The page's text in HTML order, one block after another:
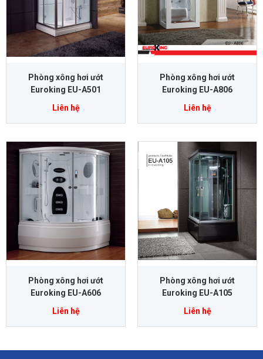
Phòng xông hơi ướt
Euroking EU-A501
Liên hệ
Phòng xông hơi ướt
Euroking EU-A806
Liên hệ
Phòng xông hơi ướt
Euroking EU-A606
Liên hệ
Phòng xông hơi ướt
Euroking EU-A105
Liên hệ